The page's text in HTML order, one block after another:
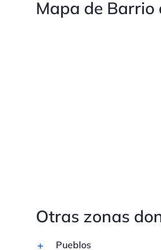
Mapa de Barrio
Otras zonas
Pueblos